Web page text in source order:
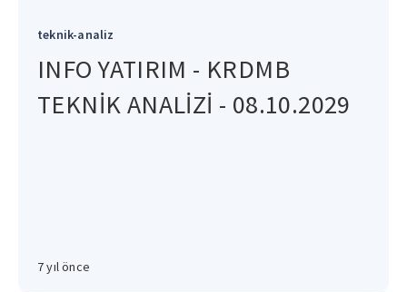
teknik-analiz
INFO YATIRIM - KRDMB
TEKNİK ANALİZİ - 08.10.2029
7 yıl önce